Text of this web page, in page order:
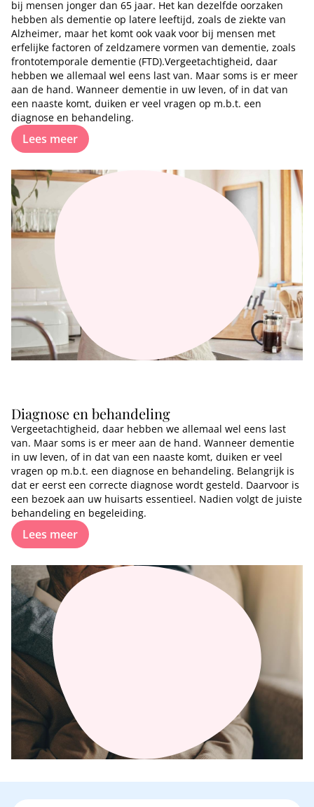
bij mensen jonger dan 65 jaar. Het kan dezelfde oorzaken
hebben als dementie op latere leeftijd, zoals de ziekte van
Alzheimer, maar het komt ook vaak voor bij mensen met
erfelijke factoren of zeldzamere vormen van dementie, zoals
frontotemporale dementie (FTD).Vergeetachtigheid, daar
hebben we allemaal wel eens last van. Maar soms is er meer
aan de hand. Wanneer dementie in uw leven, of in dat van
een naaste komt, duiken er veel vragen op m.b.t. een
diagnose en behandeling.
Lees meer
Diagnose en behandeling
Vergeetachtigheid, daar hebben we allemaal wel eens last
van. Maar soms is er meer aan de hand. Wanneer dementie
in uw leven, of in dat van een naaste komt, duiken er veel
vragen op m.b.t. een diagnose en behandeling. Belangrijk is
dat er eerst een correcte diagnose wordt gesteld. Daarvoor is
een bezoek aan uw huisarts essentieel. Nadien volgt de juiste
behandeling en begeleiding.
Lees meer